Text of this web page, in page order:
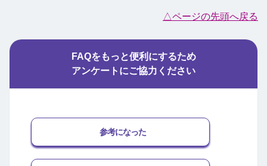
△ページの先頭へ戻る
FAQをもっと便利にするため
アンケートにご協力ください
参考になった